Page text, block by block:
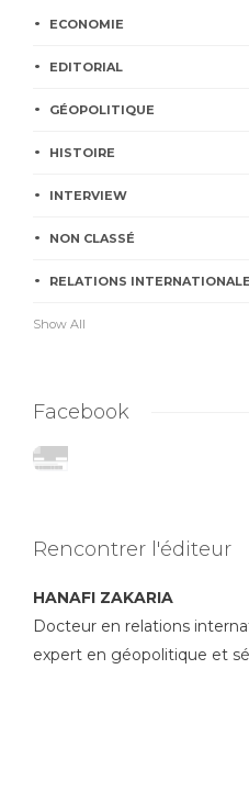
ECONOMIE
EDITORIAL
GÉOPOLITIQUE
HISTOIRE
INTERVIEW
NON CLASSÉ
RELATIONS
Show All
Facebook
Rencontrer l'éditeur
HANAFI ZAKARIA
Docteur en relations
expert en géopolitique et